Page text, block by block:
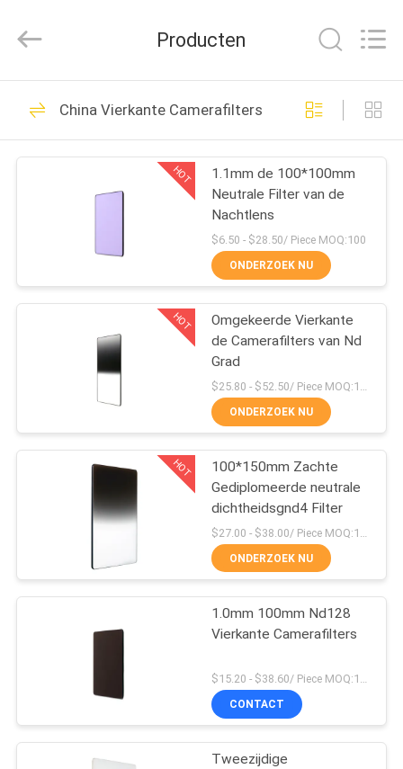
HUIS
PRODUCTEN
FABRIEKSREIS
KWALITEITSCONTROLE
CONTACTEER
ONS
VERZOEK
CITAAT
POLICY
Shadow
Technology
Rights
De Filters van de
cameralens
24
Vierkante
Camerafilters
13
UVcamerafilter
13
UVirl sneed Filter
7
Producten
China Vierkante Camerafilters
HOT
1.1mm de 100*100mm
Neutrale Filter van de
Nachtlens
$6.50 - $28.50/ Piece MOQ:100
ONDERZOEK NU
HOT
Omgekeerde Vierkante
de Camerafilters van Nd
Grad
ONDERZOEK NU
HOT
100*150mm Zachte
Gediplomeerde neutrale
dichtheidsgnd4 Filter
ONDERZOEK NU
1.0mm 100mm Nd128
Vierkante Camerafilters
$15.20 - $38.60/ Piece MOQ:100
CONTACT
Tweezijdige